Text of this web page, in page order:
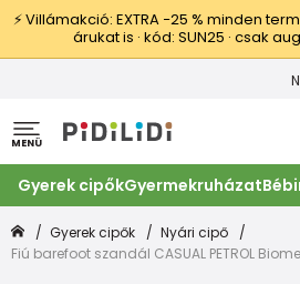
⚡ Villámakció: EXTRA −25 % minden
árukat is · kód: SUN25 · csak
MENÜ
Gyerek cipőkGyermekruházat
Gyerek cipők
Nyári cipő
Fiú barefoot szandál CASUAL PETROL